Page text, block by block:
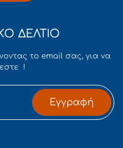
ΔΕΛΤΙΟ
το email σας, για να
!
Εγγραφή